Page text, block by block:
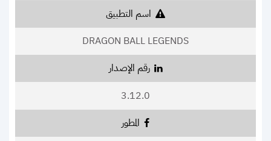
اسم التطبيق
DRAGON BALL LEGENDS
رقم الإصدار
3.12.0
المطور